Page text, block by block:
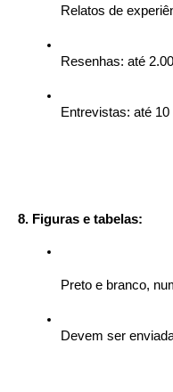
Relatos de
Resenhas: até
Entrevistas: até
8. Figuras e tabelas:
Preto e branco,
Devem ser